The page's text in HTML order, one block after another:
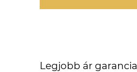
Legjobb ár garancia